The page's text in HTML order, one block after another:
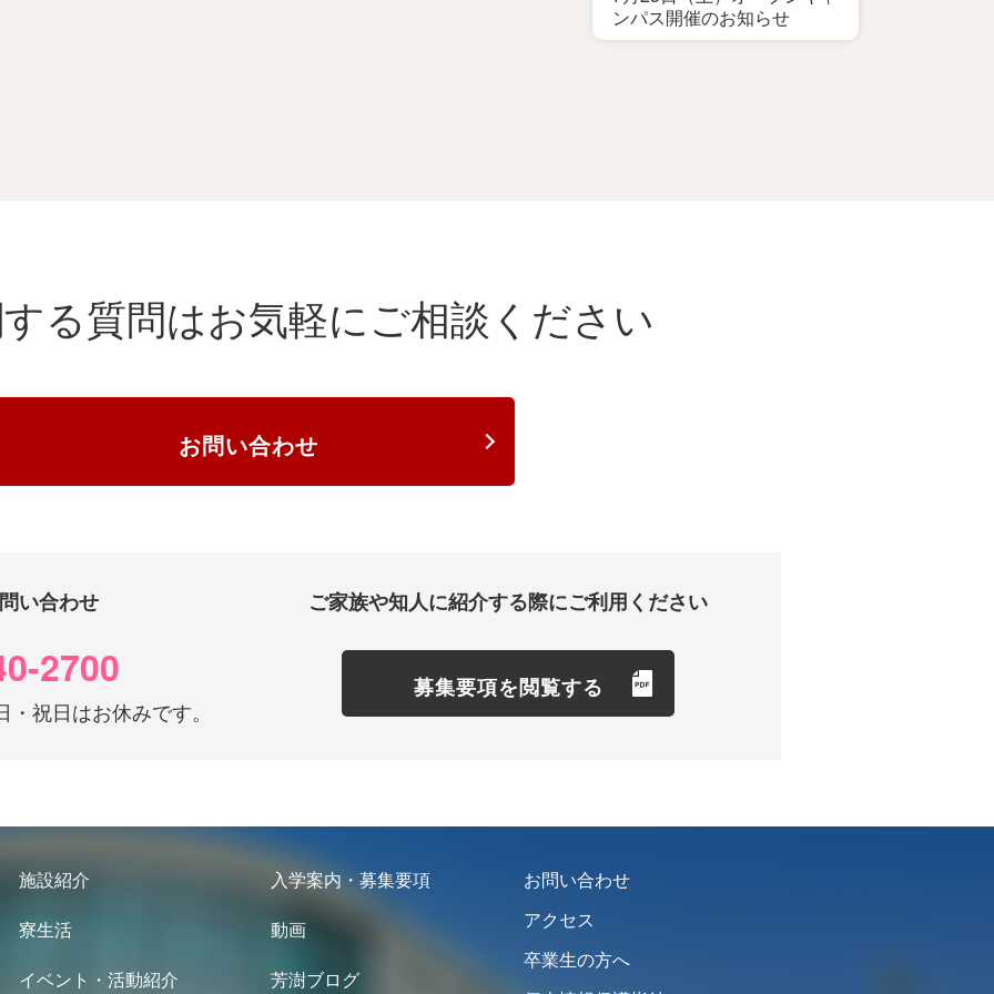
ンパス開催のお知らせ
る質問はお気軽にご相談ください
お問い合わせ
い合わせ
2700
祝日はお休みです。
ご家族や知人に紹介する際にご利用ください
募集要項を閲覧する
施設紹介
寮生活
イベント・活動紹介
入学案内・募集要項
動画
芳澍ブログ
お問い合わせ
アクセス
卒業生の方へ